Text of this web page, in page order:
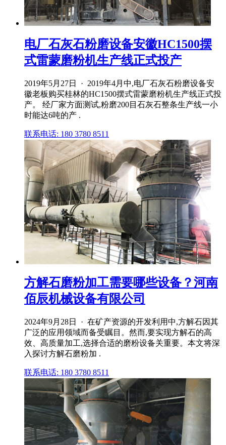
电厂石灰石粉磨设备安徽HC1500摆
式雷蒙磨粉机生产线正式投产
2019年5月27日 · 2019年4月中,电厂石灰石粉磨设备安
徽老板购买桂林的HC1500摆式雷蒙磨粉机生产线正式投
产。 经厂家方面测试,粉磨200目石灰石整条生产线一小
时能达6吨的产 .
联系电话: 180 3780 8511
方解石磨粉加工需要哪些设备？河南
佰辰机械设备有限公司
2024年9月28日 · 在矿产资源的开发利用中,方解石因其
广泛的应用领域而备受瞩目。然而,要实现方解石的高
效、高质量加工,选择合适的磨粉设备关重要。本文将深
入探讨方解石磨粉加 .
联系电话: 180 3780 8511